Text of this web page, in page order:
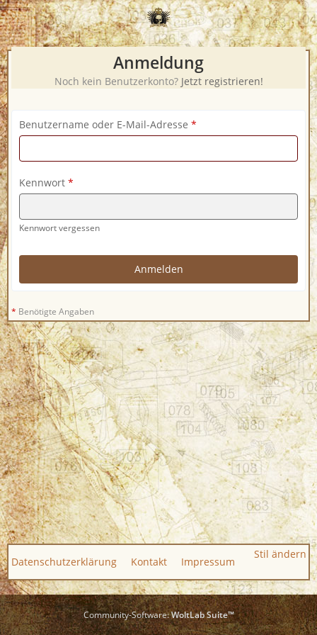
Anmeldung
Noch kein Benutzerkonto? Jetzt registrieren!
Benutzername oder E-Mail-Adresse *
Kennwort *
Kennwort vergessen
* Benötigte Angaben
Stil ändern
Datenschutzerklärung Kontakt Impressum
Community-Software:WoltLab Suite™